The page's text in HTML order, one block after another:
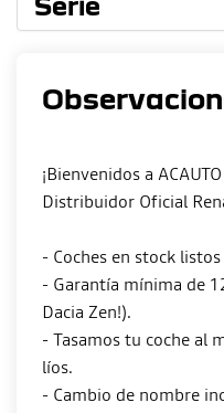
¡Bienvenidos a
Distribuidor Oficial
- Coches en stock
- Garantía mínima de
Dacia Zen!).
- Tasamos tu coche al
líos.
- Cambio de nombre